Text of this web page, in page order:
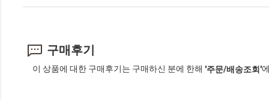
구매후기
이 상품에 대한 구매후기는 구매하신 분에 한해 '주문/배송조회'